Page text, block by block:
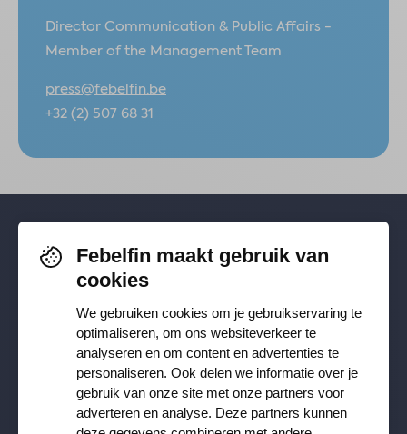
Director Communication & Public Affairs -
Member of the Management Team
press@febelfin.be
+32 (2) 507 68 31
Volg je ons al? Blijf op de hoogte via
Facebook,TikTok
Instagram.
Ontvang onze nieuwsbrief
Febelfin maakt gebruik van
cookies
We gebruiken cookies om je gebruikservaring te
optimaliseren, om ons websiteverkeer te
analyseren en om content en advertenties te
personaliseren. Ook delen we informatie over je
gebruik van onze site met onze partners voor
adverteren en analyse. Deze partners kunnen